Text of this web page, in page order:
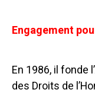
Engagement
En 1986, il fonde
des Droits de